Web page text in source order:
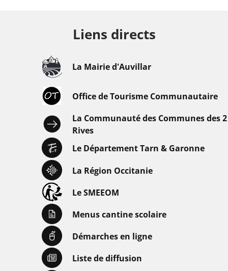
Liens directs
La Mairie d'Auvillar
Office de Tourisme Communautaire
La Communauté des Communes des 2
Rives
Le Département Tarn & Garonne
La Région Occitanie
Le SMEEOM
Menus cantine scolaire
Démarches en ligne
Liste de diffusion